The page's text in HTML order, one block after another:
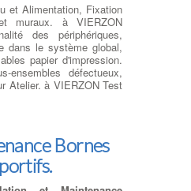
l'ordinateur portable
remplacement de
de la nappe du
lorsque ceux-ci
les causes de
humide
est proposé. A
portable ne fonctionne
avec le clavier lui-
portable peut ne pas
et Alimentation, Fixation
muraux. à VIERZON
des périphériques,
dans le système global,
papier d'impression.
ensembles défectueux,
Atelier. à VIERZON Test
Bornes